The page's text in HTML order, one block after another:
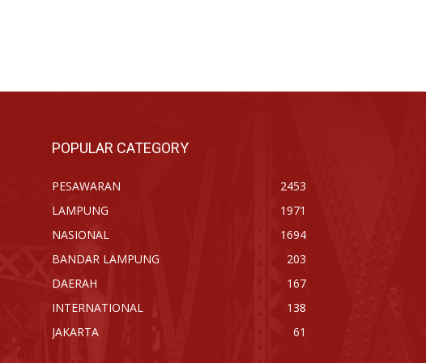
POPULAR CATEGORY
PESAWARAN
2453
LAMPUNG
1971
NASIONAL
1694
BANDAR LAMPUNG
203
DAERAH
167
INTERNATIONAL
138
JAKARTA
61